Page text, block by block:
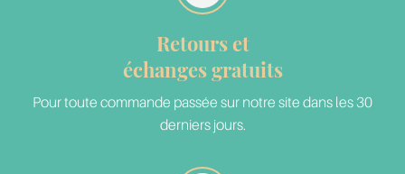
Retours et
échanges gratuits
Pour toute commande passée sur notre site dans les 30
derniers jours.